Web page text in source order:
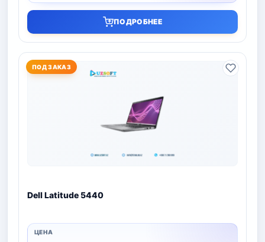
ПОДРОБНЕЕ
ПОД ЗАКАЗ
Dell Latitude 5440